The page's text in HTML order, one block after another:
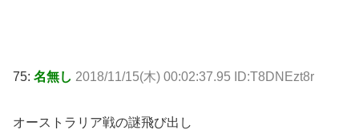
75: 名無し 2018/11/15(木) 00:02:37.95 ID:T8DNEzt8r
オーストラリア戦の謎飛び出し